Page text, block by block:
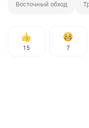
Восточный обход
15 7